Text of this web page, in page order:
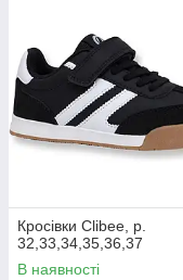
Кросівки Clibee, р.
32,33,34,35,36,37
В наявності